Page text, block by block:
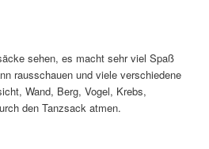
sehen, es macht sehr viel Spaß
rausschauen und viele verschiedene
Wand, Berg, Vogel, Krebs,
den Tanzsack atmen.